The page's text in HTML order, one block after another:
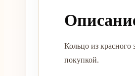
Кольцо из
покупкой.